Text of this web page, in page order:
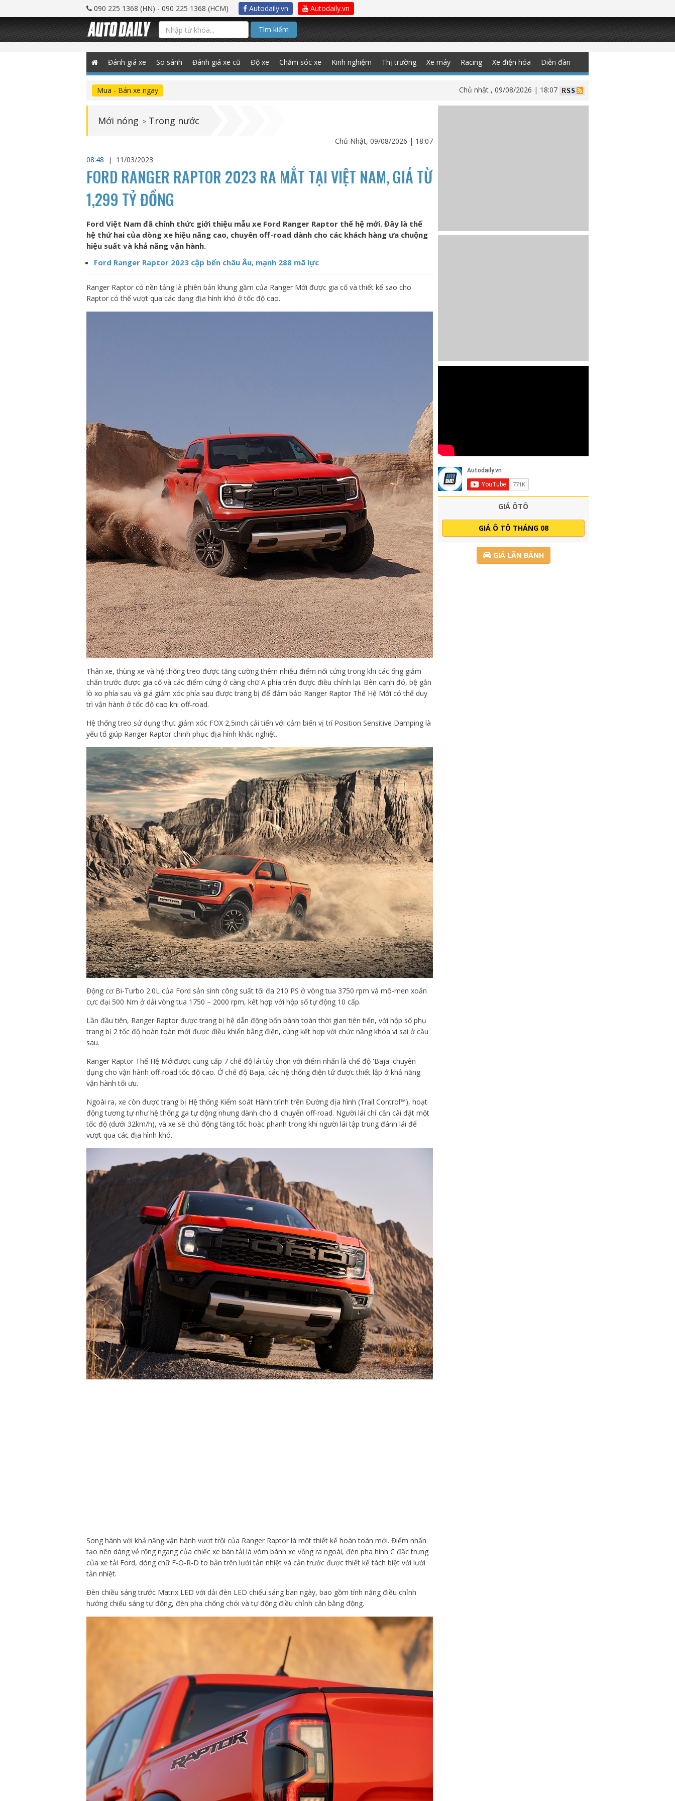
090 225 1368 (HN) - 090 225 1368 (HCM) Autodaily.vn Autodaily.vn
Tìm kiếm
Đánh giá xe So sánh Đánh giá xe cũ Độ xe Chăm sóc xe Kinh nghiệm Thị trường Xe máy Racing Xe điện hóa Diễn đàn
Mua - Bán xe ngay Chủ nhật , 09/08/2026 | 18:07
Mới nóng > Trong nước
Chủ Nhật, 09/08/2026 | 18:07
08:48
| 11/03/2023
FORD RANGER RAPTOR 2023 RA MẮT TẠI VIỆT NAM, GIÁ TỪ
1,299 TỶ ĐỒNG
Ford Việt Nam đã chính thức giới thiệu mẫu xe Ford Ranger Raptor thế hệ mới. Đây là thế
hệ thứ hai của dòng xe hiệu năng cao, chuyên off-road dành cho các khách hàng ưa chuộng
hiệu suất và khả năng vận hành.
Ford Ranger Raptor 2023 cập bến châu Âu, mạnh 288 mã lực
Ranger Raptor có nền tảng là phiên bản khung gầm của Ranger Mới được gia cố và thiết kế sao cho
Raptor có thể vượt qua các dạng địa hình khó ở tốc độ cao.
Thân xe, thùng xe và hệ thống treo được tăng cường thêm nhiều điểm nối cứng trong khi các ống giảm
chấn trước được gia cố và các điểm cứng ở càng chữ A phía trên được điều chỉnh lại. Bên cạnh đó, bệ gắn
lò xo phía sau và giá giảm xóc phía sau được trang bị để đảm bảo Ranger Raptor Thế Hệ Mới có thể duy
trì vận hành ở tốc độ cao khi off-road.
Hệ thống treo sử dụng thụt giảm xóc FOX 2,5inch cải tiến với cảm biến vị trí Position Sensitive Damping là
yếu tố giúp Ranger Raptor chinh phục địa hình khắc nghiệt.
Động cơ Bi-Turbo 2.0L của Ford sản sinh công suất tối đa 210 PS ở vòng tua 3750 rpm và mô-men xoắn
cực đại 500 Nm ở dải vòng tua 1750 – 2000 rpm, kết hợp với hộp số tự động 10 cấp.
Lần đầu tiên, Ranger Raptor được trang bị hệ dẫn động bốn bánh toàn thời gian tiên tiến, với hộp số phụ
trang bị 2 tốc độ hoàn toàn mới được điều khiển bằng điện, cùng kết hợp với chức năng khóa vi sai ở cầu
sau.
Ranger Raptor Thế Hệ Mớiđược cung cấp 7 chế độ lái tùy chọn với điểm nhấn là chế độ 'Baja' chuyên
dụng cho vận hành off-road tốc độ cao. Ở chế độ Baja, các hệ thống điện tử được thiết lập ở khả năng
vận hành tối ưu.
Ngoài ra, xe còn được trang bị Hệ thống Kiểm soát Hành trình trên Đường địa hình (Trail Control™), hoạt
động tương tự như hệ thống ga tự động nhưng dành cho di chuyển off-road. Người lái chỉ cần cài đặt một
tốc độ (dưới 32km/h), và xe sẽ chủ động tăng tốc hoặc phanh trong khi người lái tập trung đánh lái để
vượt qua các địa hình khó.
Song hành với khả năng vận hành vượt trội của Ranger Raptor là một thiết kế hoàn toàn mới. Điểm nhấn
tạo nên dáng vẻ rộng ngang của chiếc xe bán tải là vòm bánh xe vồng ra ngoài, đèn pha hình C đặc trưng
của xe tải Ford, dòng chữ F-O-R-D to bản trên lưới tản nhiệt và cản trước được thiết kế tách biệt với lưới
tản nhiệt.
Đèn chiều sáng trước Matrix LED với dải đèn LED chiếu sáng ban ngày, bao gồm tính năng điều chỉnh
hướng chiếu sáng tự động, đèn pha chống chói và tự động điều chỉnh cân bằng động.
GIÁ ÔTÔ
GIÁ Ô TÔ THÁNG 08
GIÁ LĂN BÁNH